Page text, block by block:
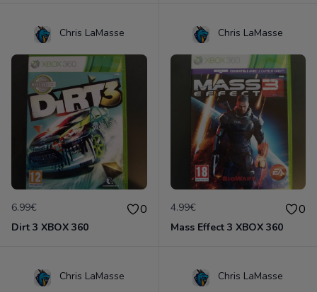
Chris LaMasse
6.99€ 0
Dirt 3 XBOX 360
Chris LaMasse
4.99€ 0
Mass Effect 3 XBOX 360
Chris LaMasse Chris LaMasse